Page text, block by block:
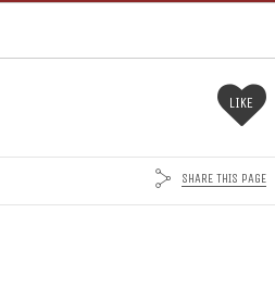
LIKE
SHARE THIS PAGE